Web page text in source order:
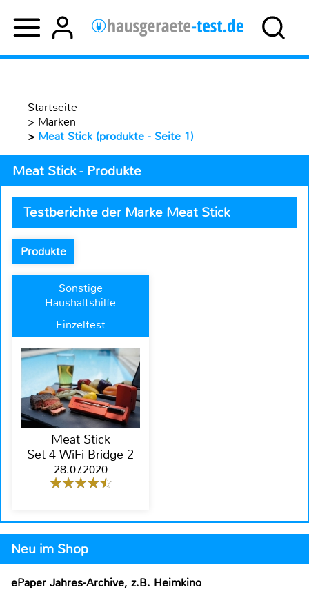
Startseite
> Marken
> Meat Stick (produkte - Seite 1)
Meat Stick - Produkte
Testberichte der Marke Meat Stick
Produkte
Sonstige
Haushaltshilfe
Einzeltest
Meat Stick
Set 4 WiFi Bridge 2
28.07.2020
Neu im Shop
ePaper Jahres-Archive, z.B. Heimkino